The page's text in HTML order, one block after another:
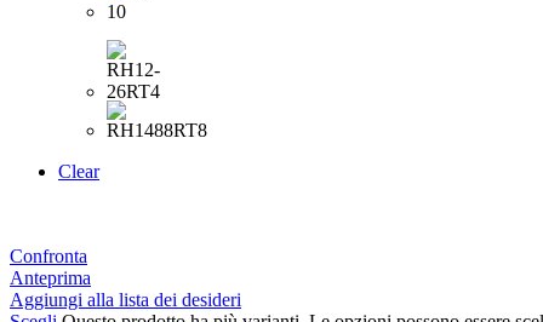
Clear
Confronta
Anteprima
Aggiungi alla lista dei desideri